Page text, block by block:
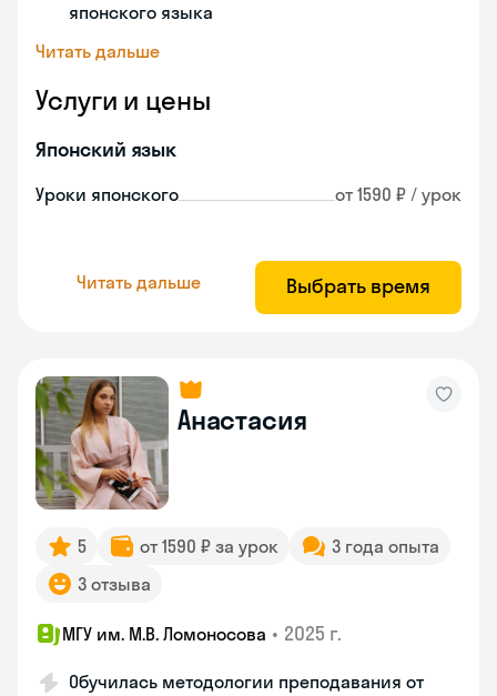
японского языка
Читать дальше
Услуги и цены
Японский язык
Уроки японского от 1590 ₽ / урок
Читать дальше Выбрать время
Анастасия
5 от 1590 ₽ за урок
3 года опыта
3 отзыва
МГУ им. М.В. Ломоносова • 2025 г.
Обучилась методологии преподавания от